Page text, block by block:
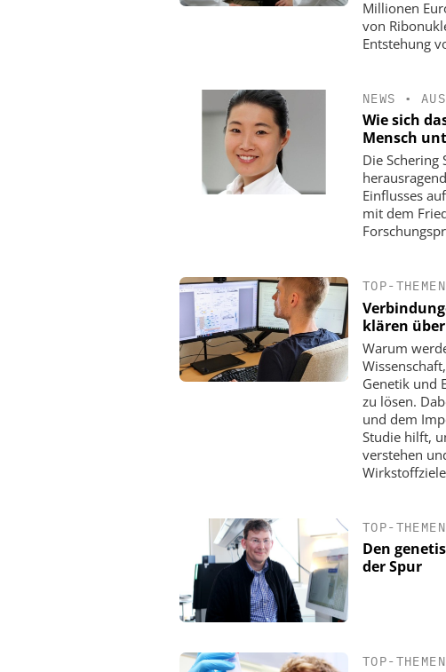
Millionen
von
Entstehung
NEWS •
Wie sich
Mensch
Die
Einflusses
mit dem
TOP-THEMEN
klären
Warum
Genetik und
zu lösen.
und dem
Studie hilft,
verstehen
TOP-THEMEN
Den
der Spur
TOP-THEMEN